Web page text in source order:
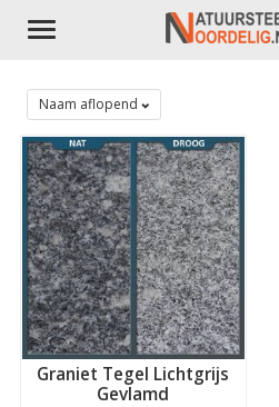
Toggle
Naam aflopend
Graniet Tegel Lichtgrijs
Gevlamd